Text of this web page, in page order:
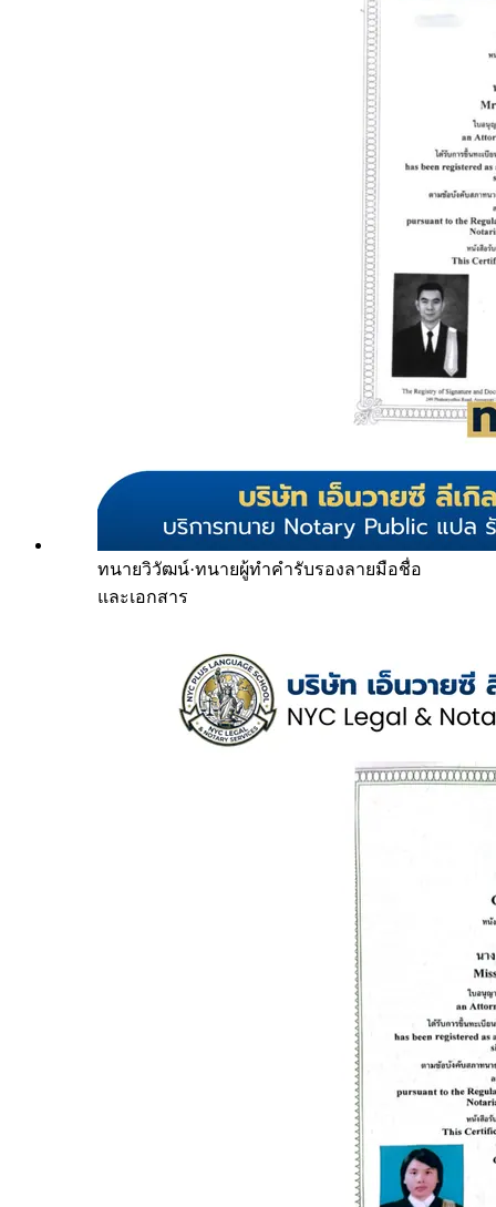
ทนายวิวัฒน์·ทนายผู้ทำคำรับรองลายมือชื่อ
และเอกสาร